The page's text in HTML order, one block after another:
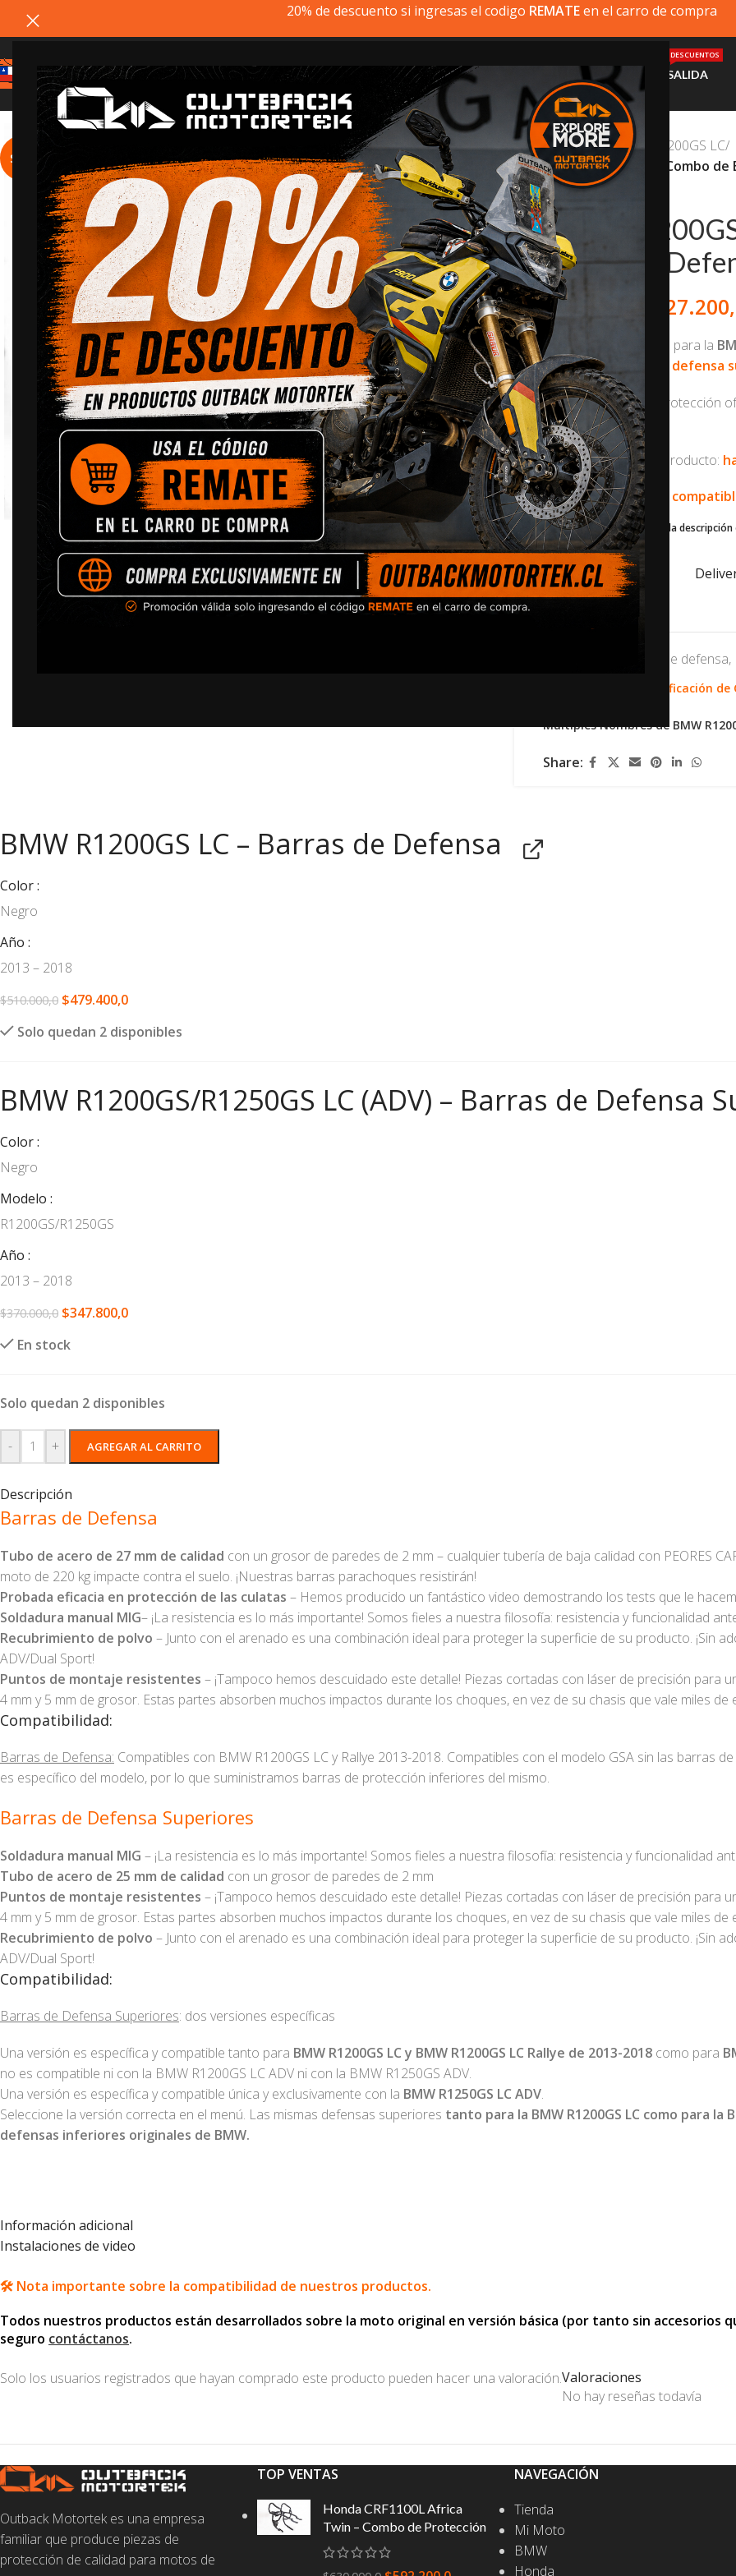
20% de descuento si ingresas el codigo REMATEen el carro de compra
MI MOTOPRODUCTOS INSTALACIÓN SALIDA
DESCUENTOS
SALE
Click to enlarge
Inicio/BMW/BMW R1200GS LC/
BMW R1200GS LC – Combo
BMW
Barras de
$880.000,0
Combo de protección para la
defensay barras de defensa
Nuestro combo de protección
plástica superior
Video de prueba del producto:
🛠️ Este producto es
Desplázate hacia abajo en la
contáctenos.
Ships from Hungary
Barras de defensa,
Verificación
Múltiples Nombres de BMW
Share:
BMW R1200GS LC – Barras de Defensa
Color
Negro
Año
2013 – 2018
$510.000,0 $479.400,0
Solo quedan 2 disponibles
BMW R1200GS/R1250GS LC (ADV) – Barras de Defensa
Color
Negro
Modelo
R1200GS/R1250GS
Año
2013 – 2018
$370.000,0 $347.800,0
En stock
Solo quedan 2 disponibles
- + AGREGAR AL CARRITO
Descripción
Barras de Defensa
Tubo de acero de 27 mm de calidad con un grosor de paredes de 2 mm – cualquier tubería de baja calidad con PEORES
moto de 220 kg impacte contra el suelo. ¡Nuestras barras parachoques resistirán!
Probada eficacia en protección de las culatas – Hemos producido un fantástico video demostrando los tests que le
Soldadura manual MIG– ¡La resistencia es lo más importante! Somos fieles a nuestra filosofía: resistencia y funcionalidad
Recubrimiento de polvo – Junto con el arenado es una combinación ideal para proteger la superficie de su producto. ¡Sin
ADV/Dual Sport!
Puntos de montaje resistentes – ¡Tampoco hemos descuidado este detalle! Piezas cortadas con láser de precisión para
4 mm y 5 mm de grosor. Estas partes absorben muchos impactos durante los choques, en vez de su chasis que vale miles de
Compatibilidad:
Barras de Defensa: Compatibles con BMW R1200GS LC y Rallye 2013-2018. Compatibles con el modelo GSA sin las barras
es específico del modelo, por lo que suministramos barras de protección inferiores del mismo.
Barras de Defensa Superiores
Soldadura manual MIG – ¡La resistencia es lo más importante! Somos fieles a nuestra filosofía: resistencia y funcionalidad
Tubo de acero de 25 mm de calidad con un grosor de paredes de 2 mm
Puntos de montaje resistentes – ¡Tampoco hemos descuidado este detalle! Piezas cortadas con láser de precisión para
4 mm y 5 mm de grosor. Estas partes absorben muchos impactos durante los choques, en vez de su chasis que vale miles de
Recubrimiento de polvo – Junto con el arenado es una combinación ideal para proteger la superficie de su producto. ¡Sin
ADV/Dual Sport!
Compatibilidad:
Barras de Defensa Superiores: dos versiones específicas
Una versión es específica y compatible tanto para BMW R1200GS LC y BMW R1200GS LC Rallye de 2013-2018 como para
no es compatible ni con la BMW R1200GS LC ADV ni con la BMW R1250GS ADV.
Una versión es específica y compatible única y exclusivamente con la BMW R1250GS LC ADV.
Seleccione la versión correcta en el menú. Las mismas defensas superiores tanto para la BMW R1200GS LC como para la
defensas inferiores originales de BMW.
Información adicional
Instalaciones de video
🛠️ Nota importante sobre la compatibilidad de nuestros productos.
Todos nuestros productos están desarrollados sobre la moto original en versión básica (por tanto sin accesorios
seguro contáctanos.
Valoraciones
No hay reseñas todavía
Solo los usuarios registrados que hayan comprado este producto pueden hacer una valoración.
Outback Motortek es una empresa
familiar que produce piezas de
protección de calidad para motos de
TOP VENTAS
Honda CRF1100L Africa
Twin – Combo de Protección
NAVEGACIÓN
Tienda
Mi Moto
BMW
Honda